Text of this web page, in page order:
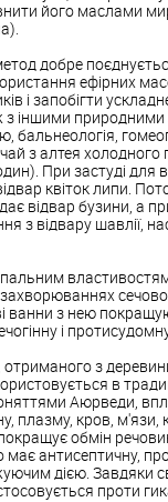
його маслами
добре
ефірних
і запобігти
з іншими
бальнеологія,
з алтея
При застуді для
квіток липи.
відвар бузини, а
з відвару шавлії,
ванни з нею
і
з
в
Аюрведи,
плазму, кров, м'язи,
обмін
має антисептичну,
дією. Завдяки
проти